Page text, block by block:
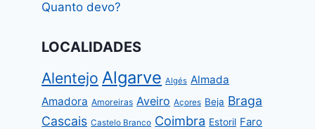
Quanto devo?
LOCALIDADES
Alentejo Algarve Algés Almada
Amadora Amoreiras Aveiro Açores Beja Braga
Cascais Castelo Branco Coimbra Estoril Faro